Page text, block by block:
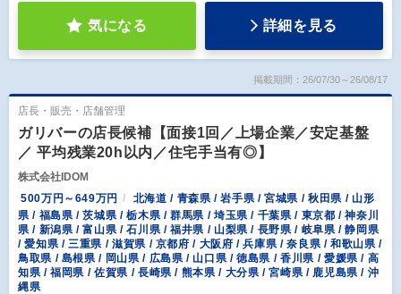
気になる 詳細を見る
掲載期間：26/07/30～26/08/17
店長・販売・店舗管理
ガリバーの店長候補【面接1回／上場企業／安定基盤
／ 平均残業20h以内／住宅手当有◎】
株式会社IDOM
500万円～649万円
北海道 / 青森県 / 岩手県 / 宮城県 / 秋田県 / 山形
県 / 福島県 / 茨城県 / 栃木県 / 群馬県 / 埼玉県 / 千葉県 / 東京都 / 神奈川
県 / 新潟県 / 富山県 / 石川県 / 福井県 / 山梨県 / 長野県 / 岐阜県 / 静岡県
/ 愛知県 / 三重県 / 滋賀県 / 京都府 / 大阪府 / 兵庫県 / 奈良県 / 和歌山県 /
鳥取県 / 島根県 / 岡山県 / 広島県 / 山口県 / 徳島県 / 香川県 / 愛媛県 / 高
知県 / 福岡県 / 佐賀県 / 長崎県 / 熊本県 / 大分県 / 宮崎県 / 鹿児島県 / 沖
縄県